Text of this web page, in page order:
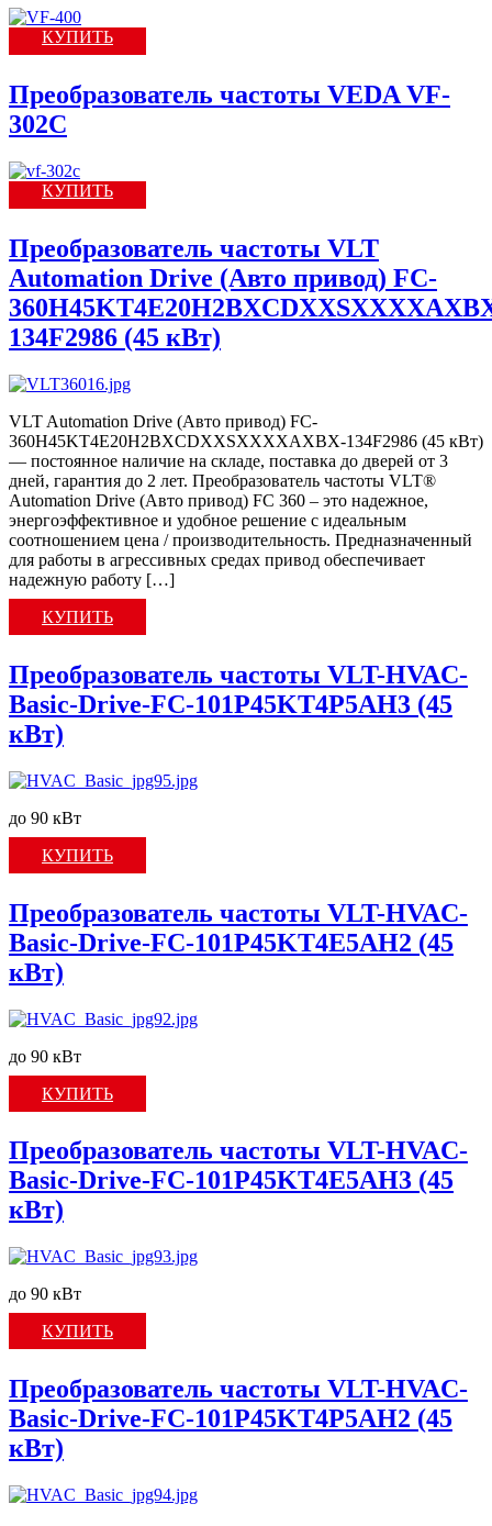
КУПИТЬ
Преобразователь частоты VEDA VF-
302C
КУПИТЬ
Преобразователь частоты VLT
Automation Drive (Авто привод) FC-
134F2986 (45 кВт)
VLT Automation Drive (Авто привод) FC-
360H45KT4E20H2BXCDXXSXXXXAXBX-134F2986 (45 кВт)
— постоянное наличие на складе, поставка до дверей от 3
дней, гарантия до 2 лет. Преобразователь частоты VLT®
Automation Drive (Авто привод) FC 360 – это надежное,
энергоэффективное и удобное решение с идеальным
соотношением цена / производительность. Предназначенный
для работы в агрессивных средах привод обеспечивает
надежную работу […]
КУПИТЬ
Преобразователь частоты VLT-HVAC-
Basic-Drive-FC-101P45KT4P5AH3 (45
кВт)
до 90 кВт
КУПИТЬ
Преобразователь частоты VLT-HVAC-
Basic-Drive-FC-101P45KT4E5AH2 (45
кВт)
до 90 кВт
КУПИТЬ
Преобразователь частоты VLT-HVAC-
Basic-Drive-FC-101P45KT4E5AH3 (45
кВт)
до 90 кВт
КУПИТЬ
Преобразователь частоты VLT-HVAC-
Basic-Drive-FC-101P45KT4P5AH2 (45
кВт)